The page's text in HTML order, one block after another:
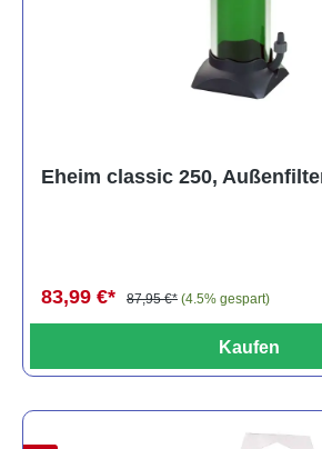
Eheim classic 250,
83,99 €* 87,95 €* (4.5% gespart)
Kaufen